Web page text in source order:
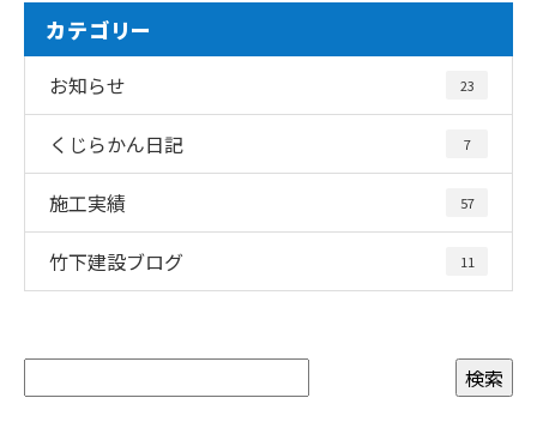
カテゴリー
お知らせ 23
くじらかん日記 7
施工実績 57
竹下建設ブログ 11